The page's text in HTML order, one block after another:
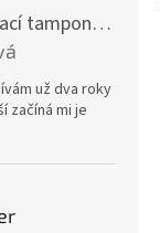
BIO Látkový odličovací tamponek: Barevné bambusovo-biobavlněné froté
5 hvězdiček.
už dva roky
začíná mi je